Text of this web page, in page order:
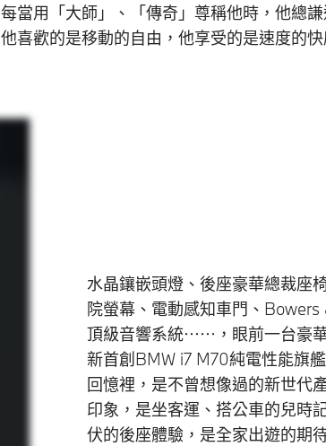
當用「大師」、「傳奇」尊稱他時，他總
喜歡的是移動的自由，他享受的是速度的快
水晶鑲嵌頭燈、後座豪華總裁座
院螢幕、電動感知車門、
頂級音響系統⋯⋯，眼前一台豪
新首創BMW i7 M70純電性能旗
回憶裡，是不曾想像過的新世代
印象，是坐客運、搭公車的兒時
伏的後座體驗，是全家出遊的期